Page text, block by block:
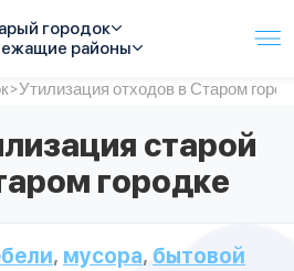
городок
районы
>Утилизация отходов в Старом
старой
городке
, мусора, бытовой